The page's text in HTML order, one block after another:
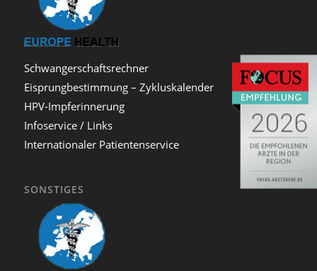
Schwangerschaftsrechner
Eisprungbestimmung – Zykluskalender
HPV-Impferinnerung
Infoservice / Links
Internationaler Patientenservice
SONSTIGES